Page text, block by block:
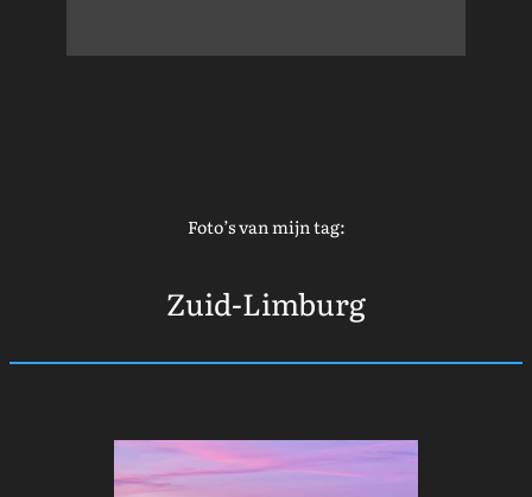
Foto’s van mijn tag:
Zuid-Limburg